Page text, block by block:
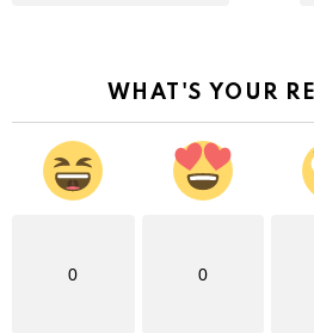
WHAT'S YOUR
0 0